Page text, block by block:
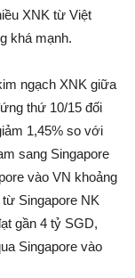
XNK từ Việt
khá mạnh.
ngạch XNK giữa
thứ 10/15 đối
1,45% so với
sang Singapore
vào VN khoảng
Singapore NK
gần 4 tỷ SGD,
Singapore vào